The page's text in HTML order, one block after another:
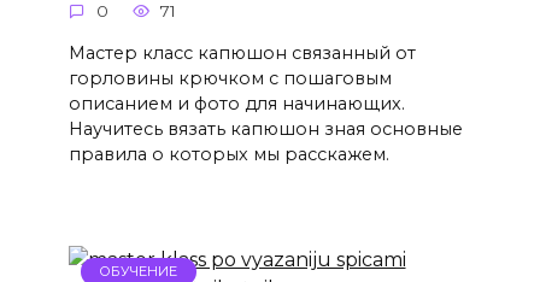
0 71
Мастер класс капюшон связанный от
горловины крючком с пошаговым
описанием и фото для начинающих.
Научитесь вязать капюшон зная основные
правила о которых мы расскажем.
ОБУЧЕНИЕ